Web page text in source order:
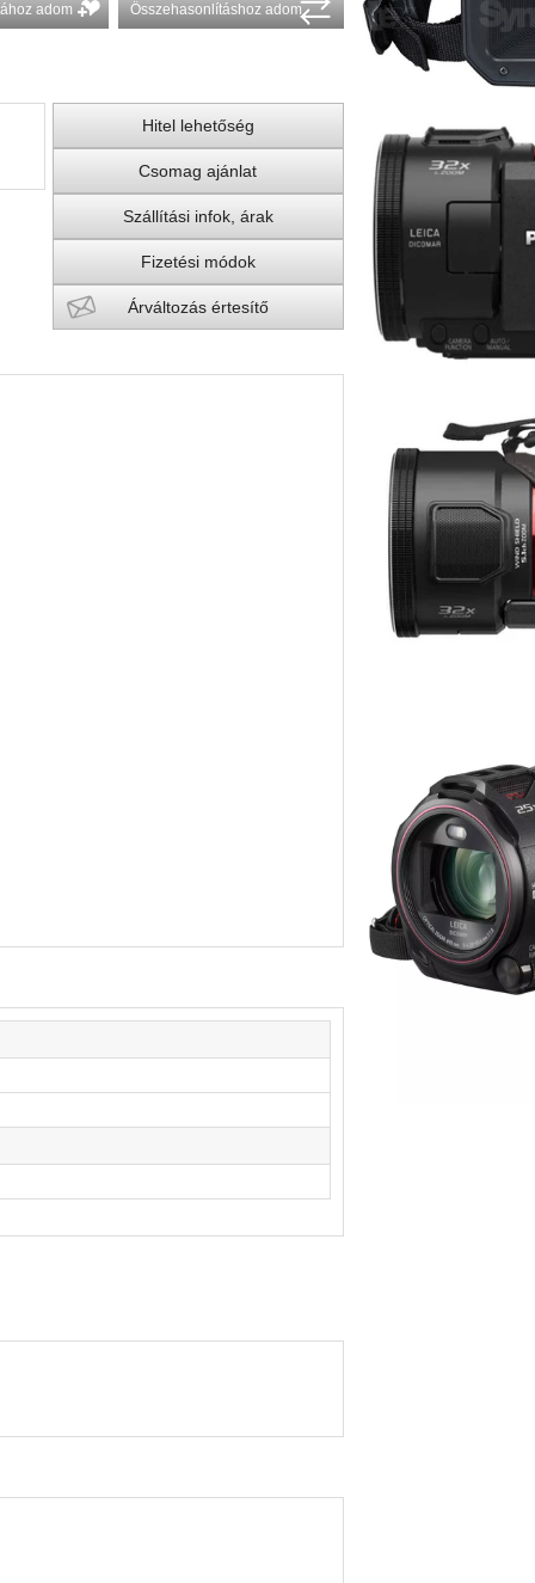
adom Összehasonlításhoz adom
Hitel lehetőség
Csomag ajánlat
Szállítási infok, árak
Fizetési módok
Árváltozás értesítő